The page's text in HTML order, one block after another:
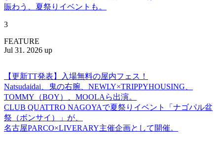
賑わう、夏祭りイベントも。
3
FEATURE
Jul 31. 2026 up
【更新TT発表】入場無料の屋内フェス！
Natsudaidai、鬼の右腕、NEWLY×TRIPPYHOUSING、
TOMMY（BOY）、MOOLAら出演。
CLUB QUATTRO NAGOYAで夏祭りイベント「ナゴパル盆
祭（ボンサイ）」が、
名古屋PARCO×LIVERARY主催企画として開催。